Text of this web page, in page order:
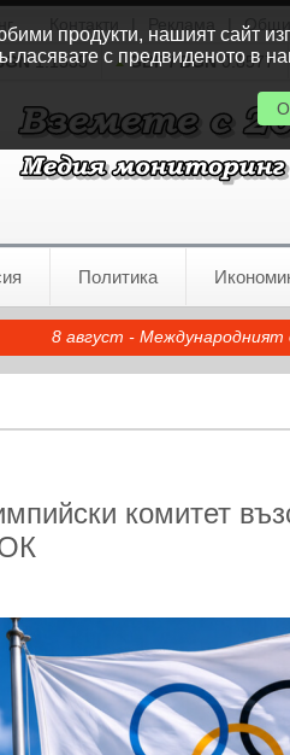
Общи
1.1535 GBP / BGN0.8577
Политика
8 август -
комитет
продукти, нашият сайт
с предвиденото в